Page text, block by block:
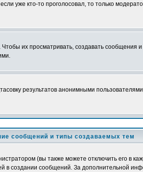
уже кто-то проголосовал, то только
их просматривать, создавать сообщения
результатов анонимными
сообщений и типы создаваемых тем
(вы также можете отключить его в
создании сообщений. За дополнительной